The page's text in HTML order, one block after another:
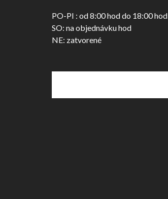
PO-PI : od 8:00 hod do 18:00 hod
SO: na objednávku hod
NE: zatvorené